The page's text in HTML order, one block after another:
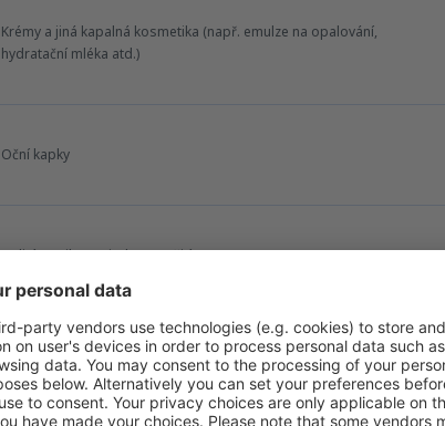
Krémy a jiná kapalná kosmetika (např. emulze na opalování,
hydratační mléka atd.)
Oční kapky
Holicí strojky (na jedno použití)
Tekuté mýdlo